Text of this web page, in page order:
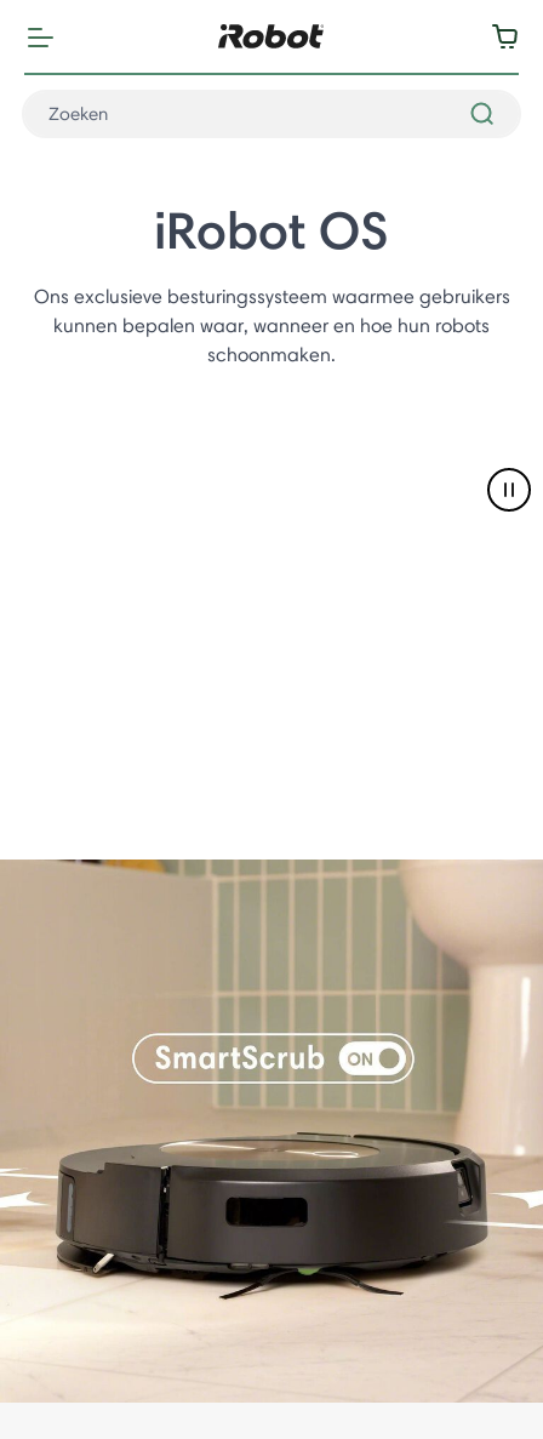
iRobot OS
Ons exclusieve besturingssysteem waarmee gebruikers
kunnen bepalen waar, wanneer en hoe hun robots
schoonmaken.